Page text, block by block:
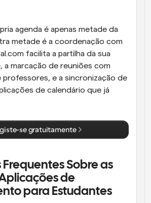
agenda é apenas metade da
metade é a coordenação com
facilita a partilha da sua
a marcação de reuniões com
e a sincronização de
de calendário que já
se gratuitamente
Frequentes Sobre as
de
para Estudantes